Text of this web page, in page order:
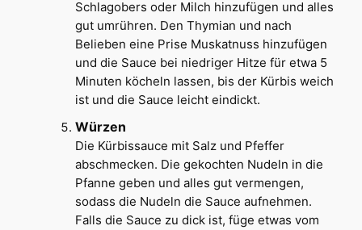
Schlagobers oder Milch hinzufügen und alles
gut umrühren. Den Thymian und nach
Belieben eine Prise Muskatnuss hinzufügen
und die Sauce bei niedriger Hitze für etwa 5
Minuten köcheln lassen, bis der Kürbis weich
ist und die Sauce leicht eindickt.
Würzen
Die Kürbissauce mit Salz und Pfeffer
abschmecken. Die gekochten Nudeln in die
Pfanne geben und alles gut vermengen,
sodass die Nudeln die Sauce aufnehmen.
Falls die Sauce zu dick ist, füge etwas vom